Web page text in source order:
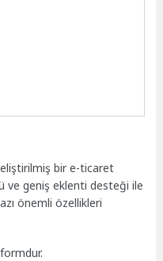
bir e-ticaret
ve geniş eklenti desteği ile
önemli özellikleri